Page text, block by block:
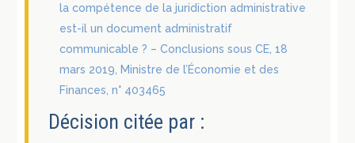
la compétence de la juridiction administrative
est-il un document administratif
communicable ? – Conclusions sous CE, 18
mars 2019, Ministre de l’Économie et des
Finances, n° 403465
Décision citée par :